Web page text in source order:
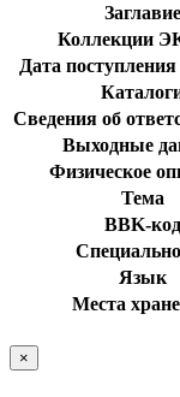
Заглавие
Коллекции
Дата
Сведения об
Выходные
Физическое
Тема
BBK-код
Язык
Места
×